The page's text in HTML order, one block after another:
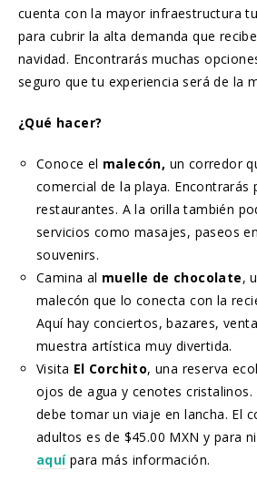
cuenta con la mayor infraestructura
para cubrir la alta demanda que
navidad. Encontrarás muchas
seguro que tu experiencia será de la
¿Qué hacer?
Conoce el malecón, un corredor
comercial de la playa. Encontrarás
restaurantes. A la orilla también
servicios como masajes, paseos
souvenirs.
Camina al muelle de chocolate,
malecón que lo conecta con la
Aquí hay conciertos, bazares,
muestra artística muy divertida.
Visita El Corchito, una reserva
ojos de agua y cenotes cristalinos.
debe tomar un viaje en lancha. El
adultos es de $45.00 MXN y para
aquípara más información.